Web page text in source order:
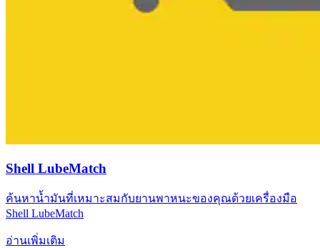
Shell LubeMatch
ค้นหาน้ำมันที่เหมาะสมกับยานพาหนะของคุณด้วยเครื่องมือ
Shell LubeMatch
อ่านเพิ่มเติม